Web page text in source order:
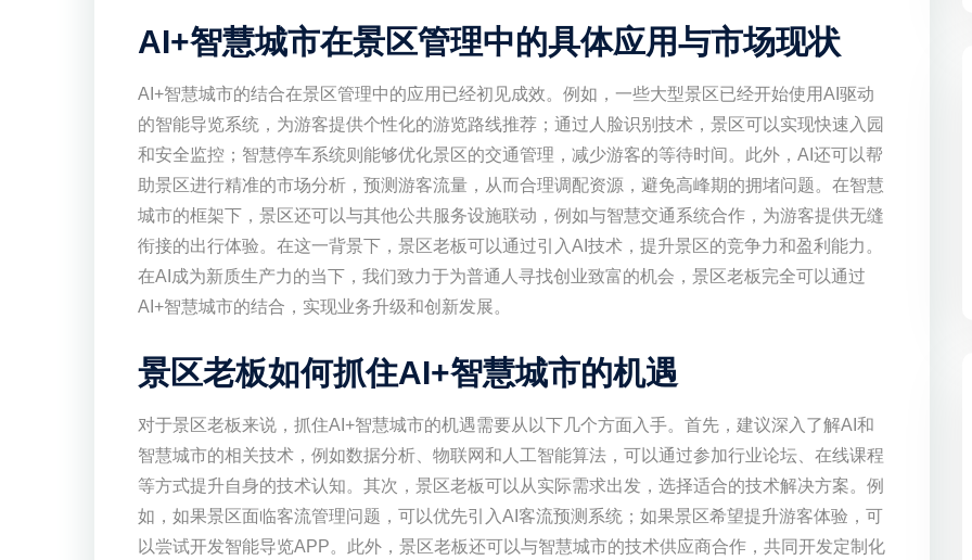
AI+智慧城市在景区管理中的具体应用与市场现状
AI+智慧城市的结合在景区管理中的应用已经初见成效。例如，一些大型景区已经开始使用AI驱动
的智能导览系统，为游客提供个性化的游览路线推荐；通过人脸识别技术，景区可以实现快速入园
和安全监控；智慧停车系统则能够优化景区的交通管理，减少游客的等待时间。此外，AI还可以帮
助景区进行精准的市场分析，预测游客流量，从而合理调配资源，避免高峰期的拥堵问题。在智慧
城市的框架下，景区还可以与其他公共服务设施联动，例如与智慧交通系统合作，为游客提供无缝
衔接的出行体验。在这一背景下，景区老板可以通过引入AI技术，提升景区的竞争力和盈利能力。
在AI成为新质生产力的当下，我们致力于为普通人寻找创业致富的机会，景区老板完全可以通过
AI+智慧城市的结合，实现业务升级和创新发展。
景区老板如何抓住AI+智慧城市的机遇
对于景区老板来说，抓住AI+智慧城市的机遇需要从以下几个方面入手。首先，建议深入了解AI和
智慧城市的相关技术，例如数据分析、物联网和人工智能算法，可以通过参加行业论坛、在线课程
等方式提升自身的技术认知。其次，景区老板可以从实际需求出发，选择适合的技术解决方案。例
如，如果景区面临客流管理问题，可以优先引入AI客流预测系统；如果景区希望提升游客体验，可
以尝试开发智能导览APP。此外，景区老板还可以与智慧城市的技术供应商合作，共同开发定制化